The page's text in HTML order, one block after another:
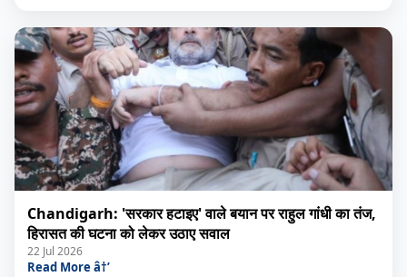
Chandigarh: 'सरकार हटाइए' वाले बयान पर राहुल गांधी का तंज,
हिरासत की घटना को लेकर उठाए सवाल
22 Jul 2026
Read More â†’